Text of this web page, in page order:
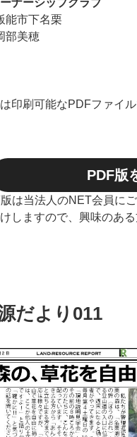
能市下名栗
部美穂
印刷可能なPDFファイル
PDF版
は当法人のNET会員に
しますので、興味のあ
だより011